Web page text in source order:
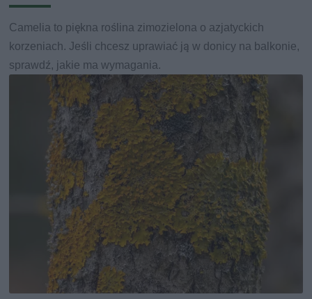
Camelia to piękna roślina zimozielona o azjatyckich
korzeniach. Jeśli chcesz uprawiać ją w donicy na balkonie,
sprawdź, jakie ma wymagania.